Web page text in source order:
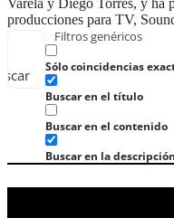
Filtros genéricos
Sólo coincidencias
Buscar en el título
Buscar en el contenido
Buscar en la descripción
producciones para TV,